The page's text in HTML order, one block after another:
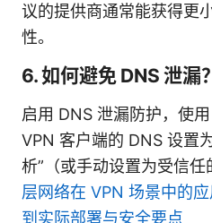
议的提供商通常能获得更
性。
6. 如何避免 DNS 泄漏？
启用 DNS 泄漏防护，使
VPN 客户端的 DNS 设置
析”（或手动设置为受信任
层网络在 VPN 场景中的
到实际部署与安全要点